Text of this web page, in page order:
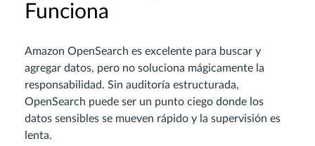
Funciona
Amazon OpenSearch es excelente para buscar y
agregar datos, pero no soluciona mágicamente la
responsabilidad. Sin auditoría estructurada,
OpenSearch puede ser un punto ciego donde los
datos sensibles se mueven rápido y la supervisión es
lenta.